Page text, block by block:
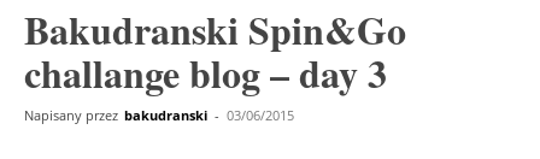
Bakudranski Spin&Go
challange blog – day 3
Napisany przez bakudranski - 03/06/2015